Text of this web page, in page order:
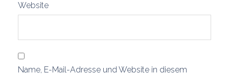
Website
Name, E-Mail-Adresse und Website in diesem